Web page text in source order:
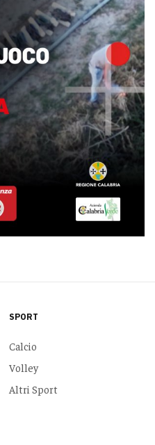
SPORT
Calcio
Volley
Altri Sport